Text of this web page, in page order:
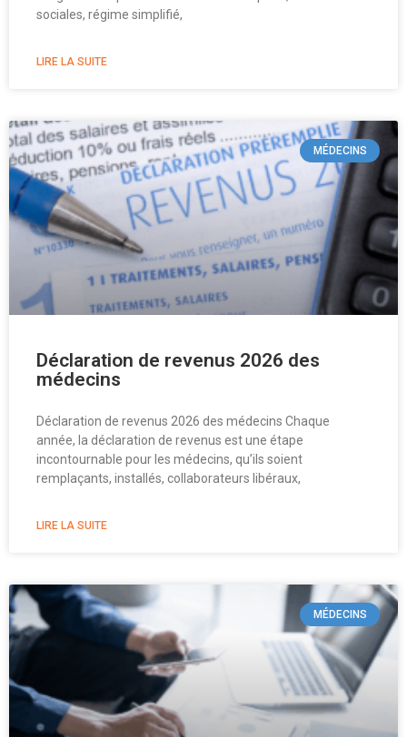
sociales, régime simplifié,
LIRE LA SUITE
MÉDECINS
Déclaration de revenus 2026 des
médecins
Déclaration de revenus 2026 des médecins Chaque
année, la déclaration de revenus est une étape
incontournable pour les médecins, qu’ils soient
remplaçants, installés, collaborateurs libéraux,
LIRE LA SUITE
MÉDECINS